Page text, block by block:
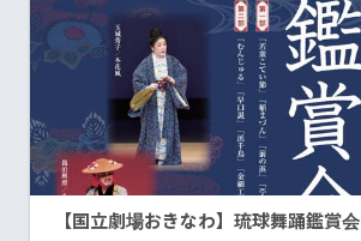
【国立劇場おきなわ】琉球舞踊鑑賞会